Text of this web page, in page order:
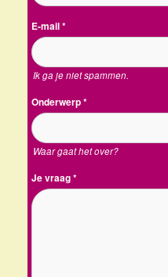
E-mail*
Ik ga je niet spammen.
Onderwerp*
Waar gaat het over?
Je vraag*